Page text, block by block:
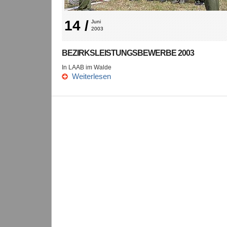
14 / Juni
2003
BEZIRKSLEISTUNGSBEWERBE 2003
In LAAB im Walde
Weiterlesen